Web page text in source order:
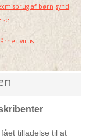
af børn synd
virus
fået tilladelse til at